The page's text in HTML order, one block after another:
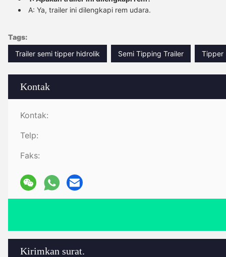
Kontak
Kontak:
Telp:
Faks:
Kirimkan surat.
A: Ya, trailer ini dilengkapi rem udara.
Tags:
Trailer semi tipper hidrolik
Semi Tipping Trailer Tipper